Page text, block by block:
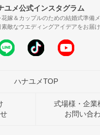
ユメ公式インスタグラム
花嫁＆カップルのための結婚式準備
素敵なウエディングアイデアをお届
ハナユメTOP
式場様・企業
お問い合